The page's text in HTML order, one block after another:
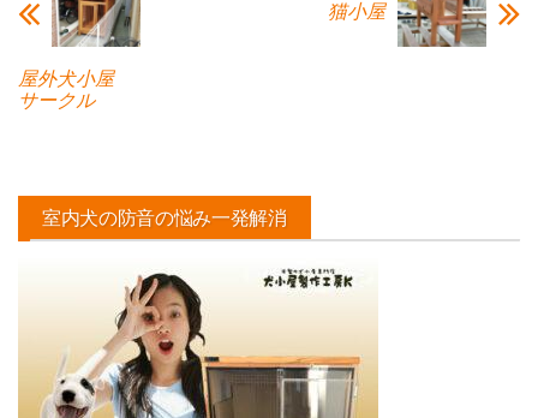
屋外犬小屋
サークル
猫小屋
室内犬の防音の悩み一発解消